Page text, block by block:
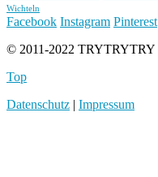
Wichteln
Facebook Instagram Pinterest
© 2011-2022 TRYTRYTRY
Top
Datenschutz | Impressum